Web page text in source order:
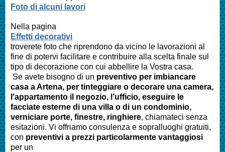
Foto di alcuni lavori
Nella pagina
Effetti decorativi
troverete foto che riprendono da vicino le lavorazioni al
fine di potervi facilitare e contribuire alla scelta finale sul
tipo di decorazione con cui abbellire la Vostra casa.
Se avete bisogno di un preventivo per imbiancare
casa aArtena, per tinteggiare o decorare una camera,
l'appartamento il negozio, l’ufficio, eseguire le
facciate esterne di una villa o di un condominio,
verniciare porte, finestre, ringhiere, chiamateci senza
esitazioni. Vi offriamo consulenza e sopralluoghi gratuiti,
con preventivi a prezzi particolarmente vantaggiosi
per un